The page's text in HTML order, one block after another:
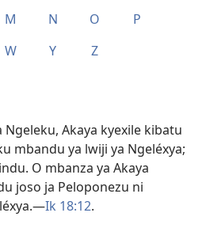
M N O
P
W Y Z
Akaya kyexile kibatu
mbandu ya lwiji ya Ngeléxya;
O mbanza ya Akaya
joso ja Peloponezu ni
Ik 18:12.